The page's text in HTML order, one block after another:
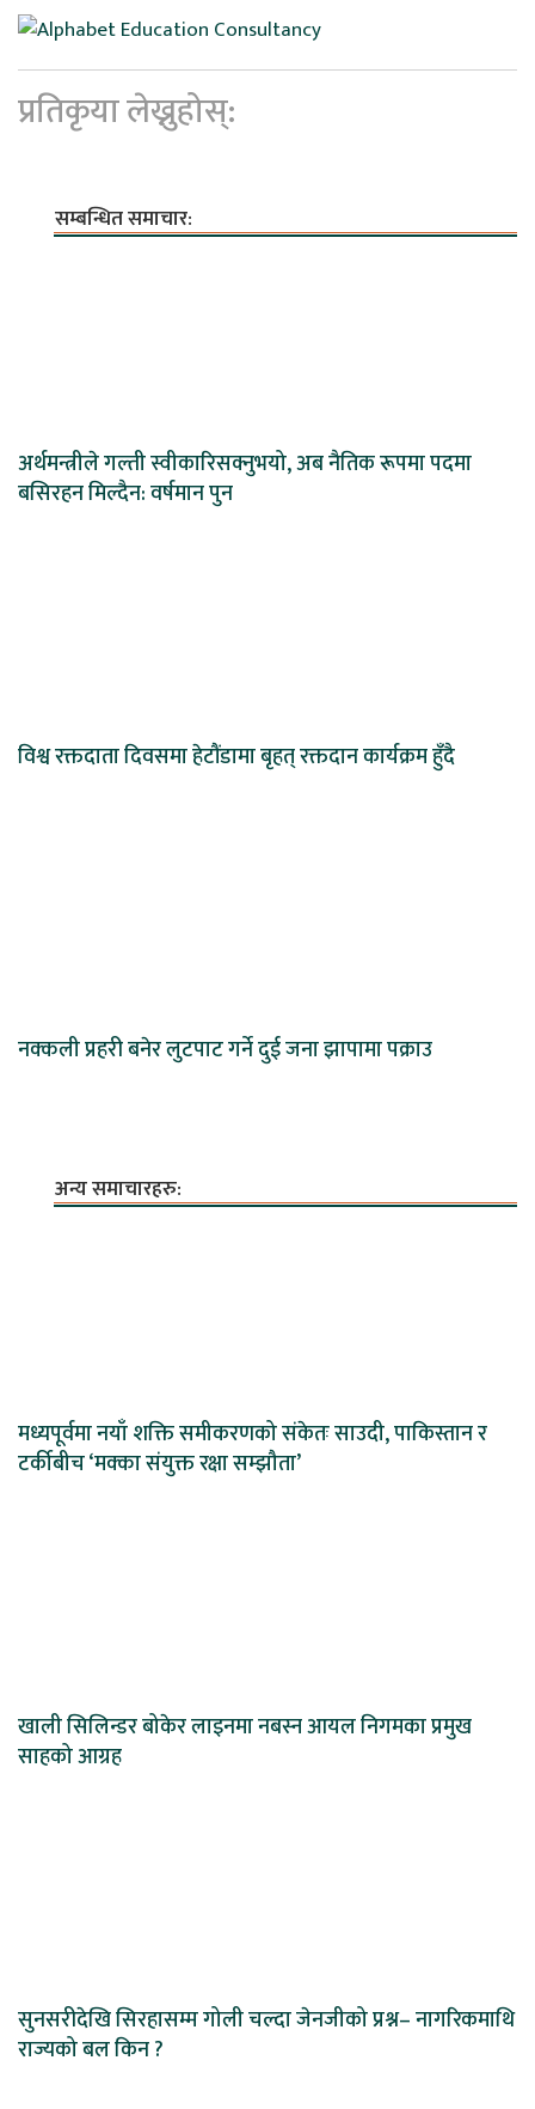
प्रतिकृया लेख्नुहोस्:
सम्बन्धित समाचार:
अर्थमन्त्रीले गल्ती स्वीकारिसक्नुभयो, अब नैतिक रूपमा पदमा
बसिरहन मिल्दैन: वर्षमान पुन
विश्व रक्तदाता दिवसमा हेटौंडामा बृहत् रक्तदान कार्यक्रम हुँदै
नक्कली प्रहरी बनेर लुटपाट गर्ने दुई जना झापामा पक्राउ
अन्य समाचारहरु:
मध्यपूर्वमा नयाँ शक्ति समीकरणको संकेतः साउदी, पाकिस्तान र
टर्कीबीच ‘मक्का संयुक्त रक्षा सम्झौता’
खाली सिलिन्डर बोकेर लाइनमा नबस्न आयल निगमका प्रमुख
साहको आग्रह
सुनसरीदेखि सिरहासम्म गोली चल्दा जेनजीको प्रश्न– नागरिकमाथि
राज्यको बल किन ?